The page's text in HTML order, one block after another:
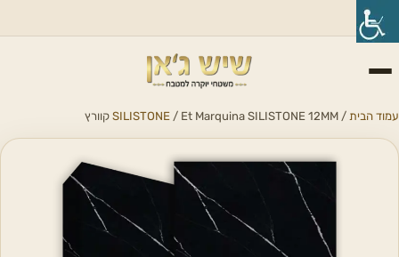
עמוד הבית /
SILISTONE / Et Marquina SILISTONE 12MM קוורץ